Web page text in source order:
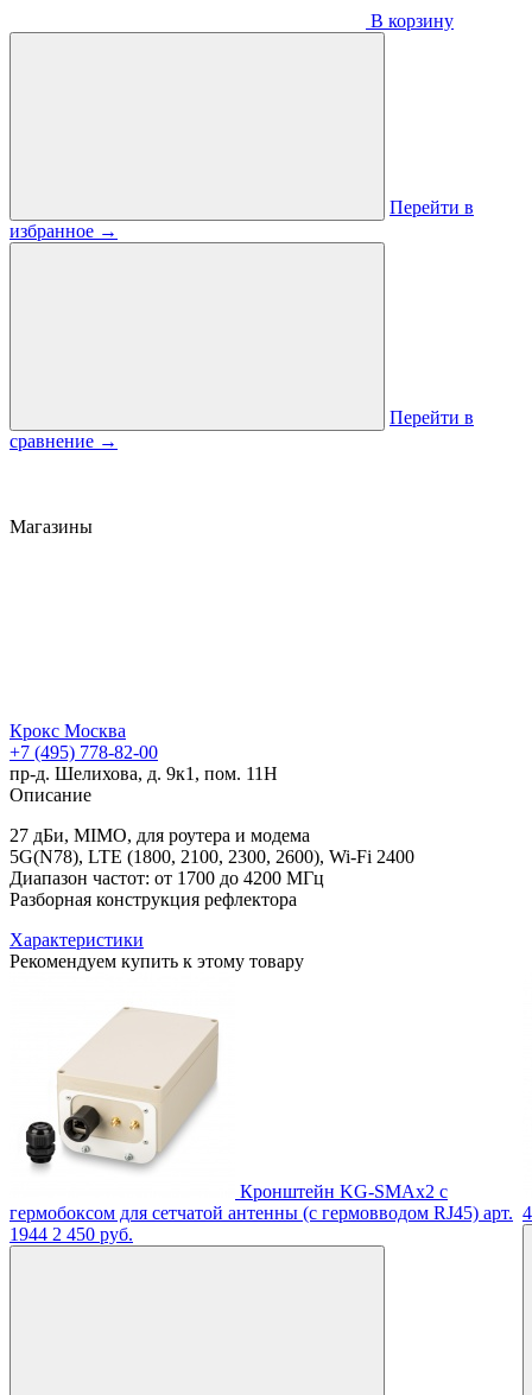
В корзину
Перейти в
избранное →
Перейти в
сравнение →
Магазины
Крокс Москва
+7 (495) 778-82-00
пр-д. Шелихова, д. 9к1, пом. 11Н
Описание
27 дБи, MIMO, для роутера и модема
5G(N78), LTE (1800, 2100, 2300, 2600), Wi-Fi 2400
Диапазон частот: от 1700 до 4200 МГц
Разборная конструкция рефлектора
Характеристики
Рекомендуем купить к этому товару
Кронштейн KG-SMAx2 с
гермобоксом для сетчатой антенны (с гермовводом RJ45) арт.
1944 2 450 руб.